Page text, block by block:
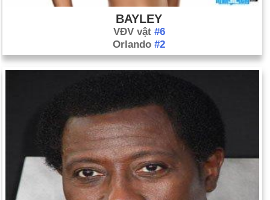
BAYLEY
VĐV vật #6
Orlando #2